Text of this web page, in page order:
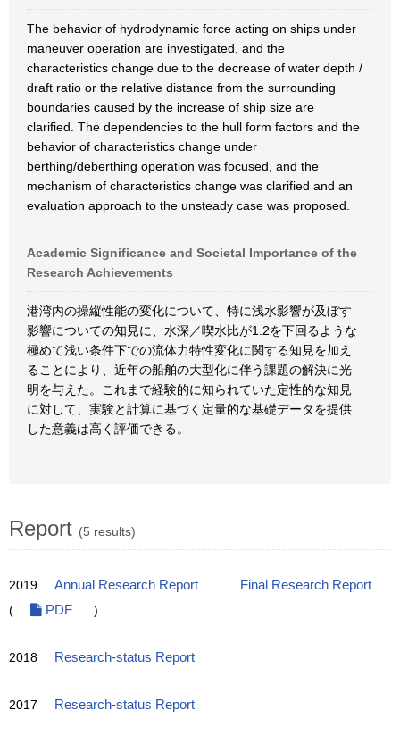
The behavior of hydrodynamic force acting on ships under
maneuver operation are investigated, and the
characteristics change due to the decrease of water depth /
draft ratio or the relative distance from the surrounding
boundaries caused by the increase of ship size are
clarified. The dependencies to the hull form factors and the
behavior of characteristics change under
berthing/deberthing operation was focused, and the
mechanism of characteristics change was clarified and an
evaluation approach to the unsteady case was proposed.
Academic Significance and Societal Importance of the
Research Achievements
港湾内の操縦性能の変化について、特に浅水影響が及ぼす
影響についての知見に、水深／喫水比が1.2を下回るような
極めて浅い条件下での流体力特性変化に関する知見を加え
ることにより、近年の船舶の大型化に伴う課題の解決に光
明を与えた。これまで経験的に知られていた定性的な知見
に対して、実験と計算に基づく定量的な基礎データを提供
した意義は高く評価できる。
Report (5 results)
2019 Annual Research Report
Final Research Report
(
PDF )
2018 Research-status Report
2017 Research-status Report